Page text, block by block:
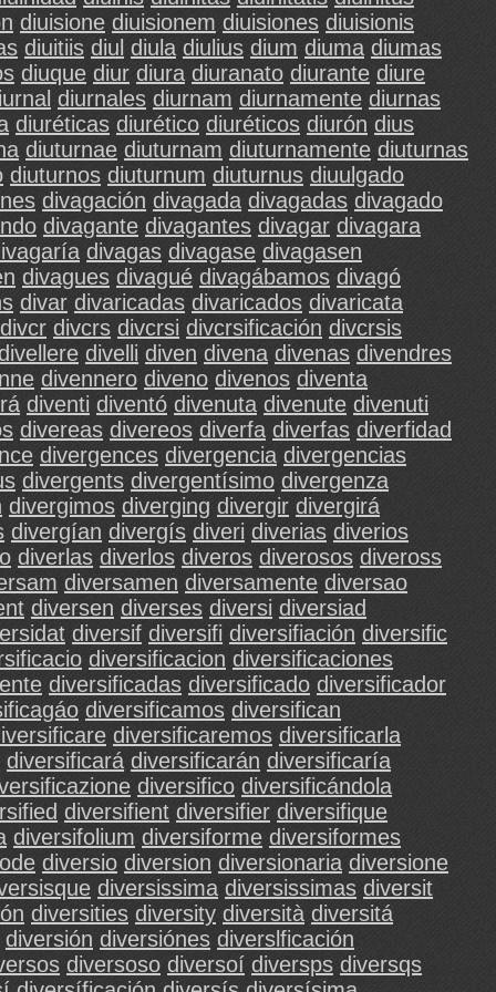
diuisione diuisionem diuisiones diuisionis
diuitiis diul diula diulius dium diuma diumas
diuque diur diura diuranato diurante diure
diurnales diurnam diurnamente diurnas
diuréticas diurético diuréticos diurón dius
diuturnae diuturnam diuturnamente diuturnas
diuturnos diuturnum diuturnus diuulgado
divagación divagada divagadas divagado
divagante divagantes divagar divagara
divagas divagase divagasen
divagues divagué divagábamos divagó
divar divaricadas divaricados divaricata
divcr divcrs divcrsi divcrsificación divcrsis
divelli diven divena divenas divendres
divennero diveno divenos diventa
diventi diventó divenuta divenute divenuti
divereas divereos diverfa diverfas diverfidad
divergences divergencia divergencias
divergents divergentísimo divergenza
divergimos diverging divergir divergirá
divergían divergís diveri diverias diverios
diverlas diverlos diveros diverosos diveross
diversamen diversamente diversao
diversen diverses diversi diversiad
diversif diversifi diversifiación diversific
diversificacion diversificaciones
diversificadas diversificado diversificador
diversificamos diversifican
diversificaremos diversificarla
diversificará diversificarán diversificaría
diversifico diversificándola
diversifient diversifier diversifique
diversifolium diversiforme diversiformes
diversio diversion diversionaria diversione
diversissima diversissimas diversit
diversities diversity diversità diversitá
diversión diversiónes diverslficación
diversoso diversoí diversps diversqs